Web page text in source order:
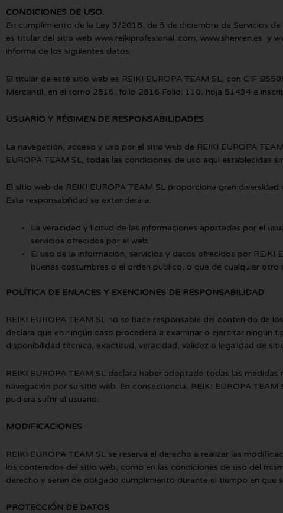
CONDICIONES DE USO.
En cumplimiento de la Ley 3/2018, de 5 de diciembre de Servicios
es titular del sitio web www.reikiprofesional..com, www.shenren.es y
informa de los siguientes datos:
El titular de este sitio web es REIKI EUROPA TEAM SL, con CIF
Mercantil, en el tomo 2816, folio 2816 Folio: 110, hoja 51434 e
USUARIO Y RÉGIMEN DE RESPONSABILIDADES
La navegación, acceso y uso por el sitio web de REIKI EUROPA
EUROPA TEAM SL, todas las condiciones de uso aquí establecidas
El sitio web de REIKI EUROPA TEAM SL proporciona gran
Esta responsabilidad se extenderá a:
La veracidad y licitud de las informaciones aportadas por el
servicios ofrecidos por el web.
El uso de la información, servicios y datos ofrecidos por REIKI
buenas costumbres o el orden público, o que de cualquier
POLÍTICA DE ENLACES Y EXENCIONES DE RESPONSABILIDAD
REIKI EUROPA TEAM SL no se hace responsable del contenido de
declara que en ningún caso procederá a examinar o ejercitar
disponibilidad técnica, exactitud, veracidad, validez o legalidad de
REIKI EUROPA TEAM SL declara haber adoptado todas las
navegación por su sitio web. En consecuencia, REIKI EUROPA
pudiera sufrir el usuario.
MODIFICACIONES
REIKI EUROPA TEAM SL se reserva el derecho a realizar las
los contenidos del sitio web, como en las condiciones de uso del
derecho y serán de obligado cumplimiento durante el tiempo en
PROTECCIÓN DE DATOS